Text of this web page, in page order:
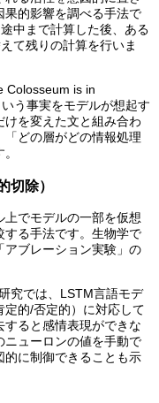
的影響を調べる手法で
中まで計算した後、ある
て残りの計算を行いま
Colosseum is in
う事実をモデルが想起す
を変えた文と組み合わ
どの層がどの情報処理
切除）
でモデルの一部を仮想
する手法です。生物学で
アブレーション実験」の
究では、LSTM言語モデ
定的/否定的）に対応して
ると感情表現ができな
ニューロンの値を手動で
に制御できることも示